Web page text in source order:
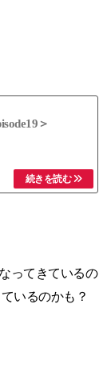
＞
ってきているの
いるのかも？